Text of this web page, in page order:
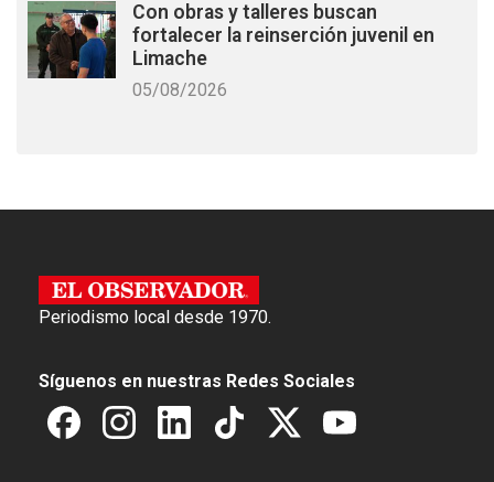
Con obras y talleres buscan
fortalecer la reinserción juvenil en
Limache
05/08/2026
Periodismo local desde 1970.
Síguenos en nuestras Redes Sociales